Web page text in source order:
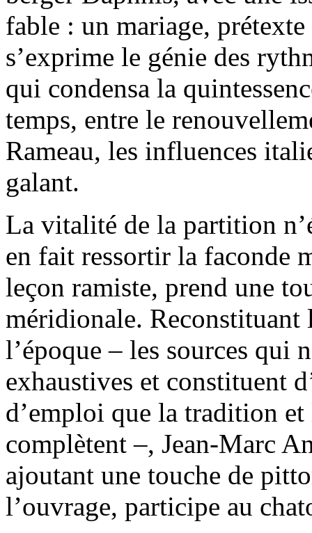
fable : un mariage, prétexte
s’exprime le génie des
qui condensa la
temps, entre le
Rameau, les influences
galant.
La vitalité de la partition
en fait ressortir la faconde
leçon ramiste, prend une
méridionale. Reconstituant
l’époque – les sources qui
exhaustives et constituent
d’emploi que la tradition et
complètent –, Jean-Marc
ajoutant une touche de
l’ouvrage, participe au